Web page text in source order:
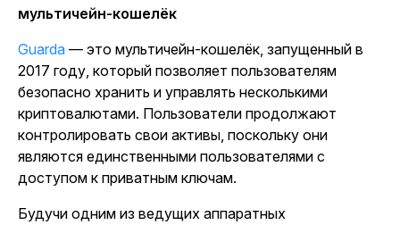
мультичейн-кошелёк
Guarda — это мультичейн-кошелёк, запущенный в
2017 году, который позволяет пользователям
безопасно хранить и управлять несколькими
криптовалютами. Пользователи продолжают
контролировать свои активы, поскольку они
являются единственными пользователями с
доступом к приватным ключам.
Будучи одним из ведущих аппаратных